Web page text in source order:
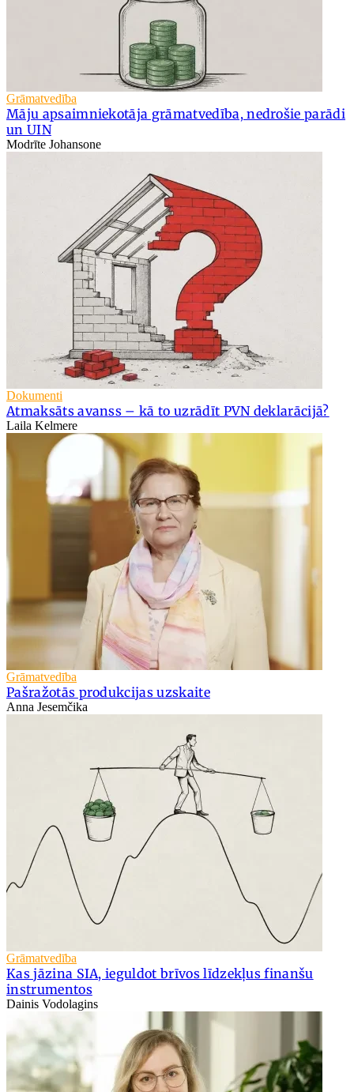
Grāmatvedība
Māju apsaimniekotāja grāmatvedība, nedrošie parādi
un UIN
Modrīte Johansone
Dokumenti
Atmaksāts avanss – kā to uzrādīt PVN deklarācijā?
Laila Kelmere
Grāmatvedība
Pašražotās produkcijas uzskaite
Anna Jesemčika
Grāmatvedība
Kas jāzina SIA, ieguldot brīvos līdzekļus finanšu
instrumentos
Dainis Vodolagins